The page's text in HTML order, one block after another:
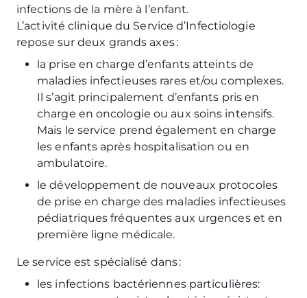
infections de la mère à l’enfant.
L’activité clinique du Service d’Infectiologie
repose sur deux grands axes :
la prise en charge d’enfants atteints de
maladies infectieuses rares et/ou complexes.
Il s’agit principalement d’enfants pris en
charge en oncologie ou aux soins intensifs.
Mais le service prend également en charge
les enfants après hospitalisation ou en
ambulatoire.
le développement de nouveaux protocoles
de prise en charge des maladies infectieuses
pédiatriques fréquentes aux urgences et en
première ligne médicale.
Le service est spécialisé dans :
les infections bactériennes particulières: